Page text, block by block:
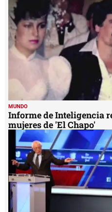
MUNDO
Informe de Inteligencia
mujeres de 'El Chapo'